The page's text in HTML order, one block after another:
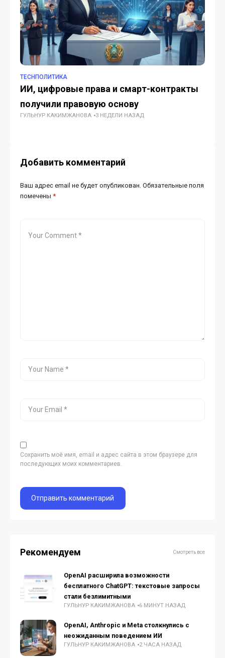
TECHПОЛИТИКА
ИИ, цифровые права и смарт-контракты
получили правовую основу
ГУЛЬНУР КАКИМЖАНОВА 3 НЕДЕЛИ НАЗАД
Добавить комментарий
Ваш адрес email не будет опубликован. Обязательные поля
помечены *
Сохранить моё имя, email и адрес сайта в этом браузере для
последующих моих комментариев.
Рекомендуем Смотреть все
OpenAI расширила возможности
бесплатного ChatGPT: текстовые запросы
стали безлимитными
ГУЛЬНУР КАКИМЖАНОВА 6 МИНУТ НАЗАД
OpenAI, Anthropic и Meta столкнулись с
неожиданным поведением ИИ
ГУЛЬНУР КАКИМЖАНОВА 2 ЧАСА НАЗАД